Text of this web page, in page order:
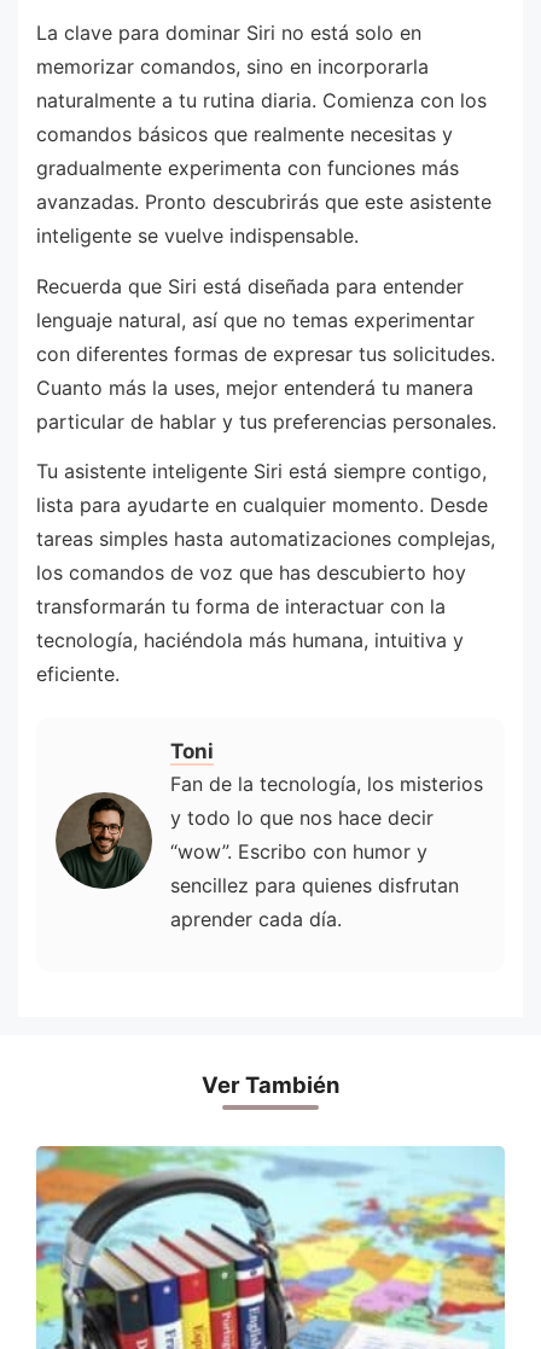
La clave para dominar Siri no está solo en
memorizar comandos, sino en incorporarla
naturalmente a tu rutina diaria. Comienza con los
comandos básicos que realmente necesitas y
gradualmente experimenta con funciones más
avanzadas. Pronto descubrirás que este asistente
inteligente se vuelve indispensable.
Recuerda que Siri está diseñada para entender
lenguaje natural, así que no temas experimentar
con diferentes formas de expresar tus solicitudes.
Cuanto más la uses, mejor entenderá tu manera
particular de hablar y tus preferencias personales.
Tu asistente inteligente Siri está siempre contigo,
lista para ayudarte en cualquier momento. Desde
tareas simples hasta automatizaciones complejas,
los comandos de voz que has descubierto hoy
transformarán tu forma de interactuar con la
tecnología, haciéndola más humana, intuitiva y
eficiente.
Toni
Fan de la tecnología, los misterios
y todo lo que nos hace decir
“wow”. Escribo con humor y
sencillez para quienes disfrutan
aprender cada día.
Ver También